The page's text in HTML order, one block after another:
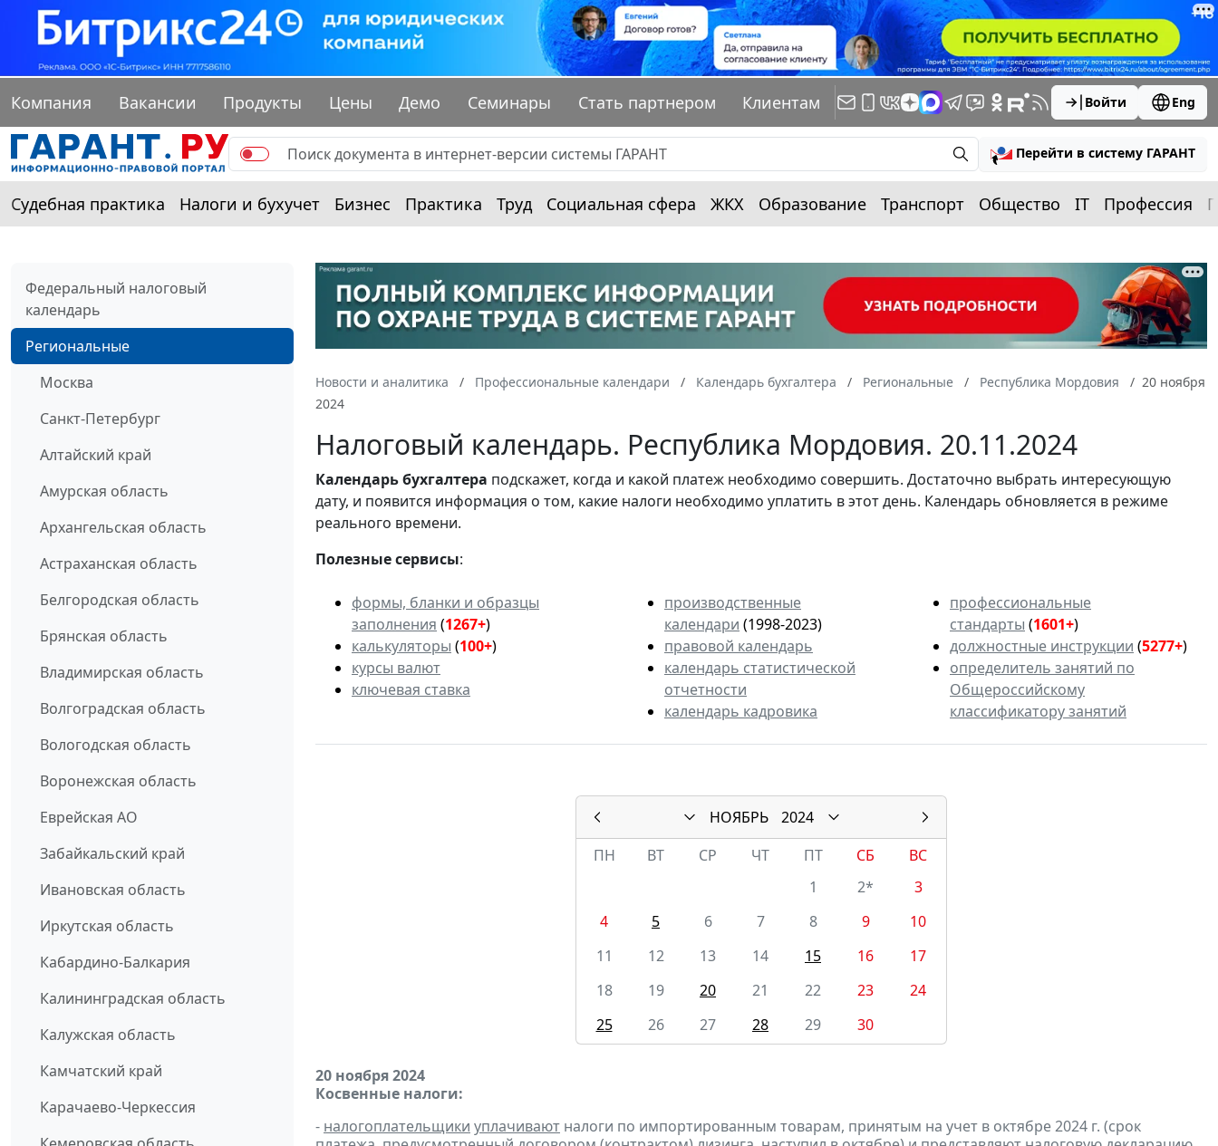
Компания Вакансии Продукты Цены Демо Семинары Стать партнером Клиентам Войти Eng
Перейти в систему ГАРАНТ
Судебная практика Налоги и бухучет Бизнес Практика Труд Социальная сфера ЖКХ Образование Транспорт Общество IT Профессия
Федеральный налоговый
календарь
Региональные
Москва
Санкт-Петербург
Алтайский край
Амурская область
Архангельская область
Астраханская область
Белгородская область
Брянская область
Владимирская область
Волгоградская область
Вологодская область
Воронежская область
Еврейская АО
Забайкальский край
Ивановская область
Иркутская область
Кабардино-Балкария
Калининградская область
Калужская область
Камчатский край
Карачаево-Черкессия
Новости и аналитика Профессиональные календари Календарь бухгалтера Региональные Республика Мордовия
20 ноября
2024
Налоговый календарь. Республика Мордовия. 20.11.2024
Календарьбухгалтера подскажет, когда и какой платеж необходимо совершить. Достаточно выбрать интересующую
дату, и появится информация о том, какие налоги необходимо уплатить в этот день. Календарь обновляется в режиме
реального времени.
Полезные сервисы:
формы, бланки и образцы
заполнения (1267+)
калькуляторы (100+)
курсы валют
ключевая ставка
производственные
календари (1998-2023)
правовой календарь
календарь статистической
отчетности
календарь кадровика
профессиональные
стандарты (1601+)
должностные инструкции (5277+)
определитель занятий по
Общероссийскому
классификатору занятий
НОЯБРЬ
2024
ПН
ВТ СР ЧТ ПТ СБ
ВС
1
2*
3
4
5 6 7 8 9
10
11
12 13 14 15 16
17
18
19 20 21 22 23
24
25
26 27 28 29 30
20 ноября 2024
Косвенные налоги:
- налогоплательщики уплачивают налоги по импортированным товарам, принятым на учет в октябре 2024 г. (срок